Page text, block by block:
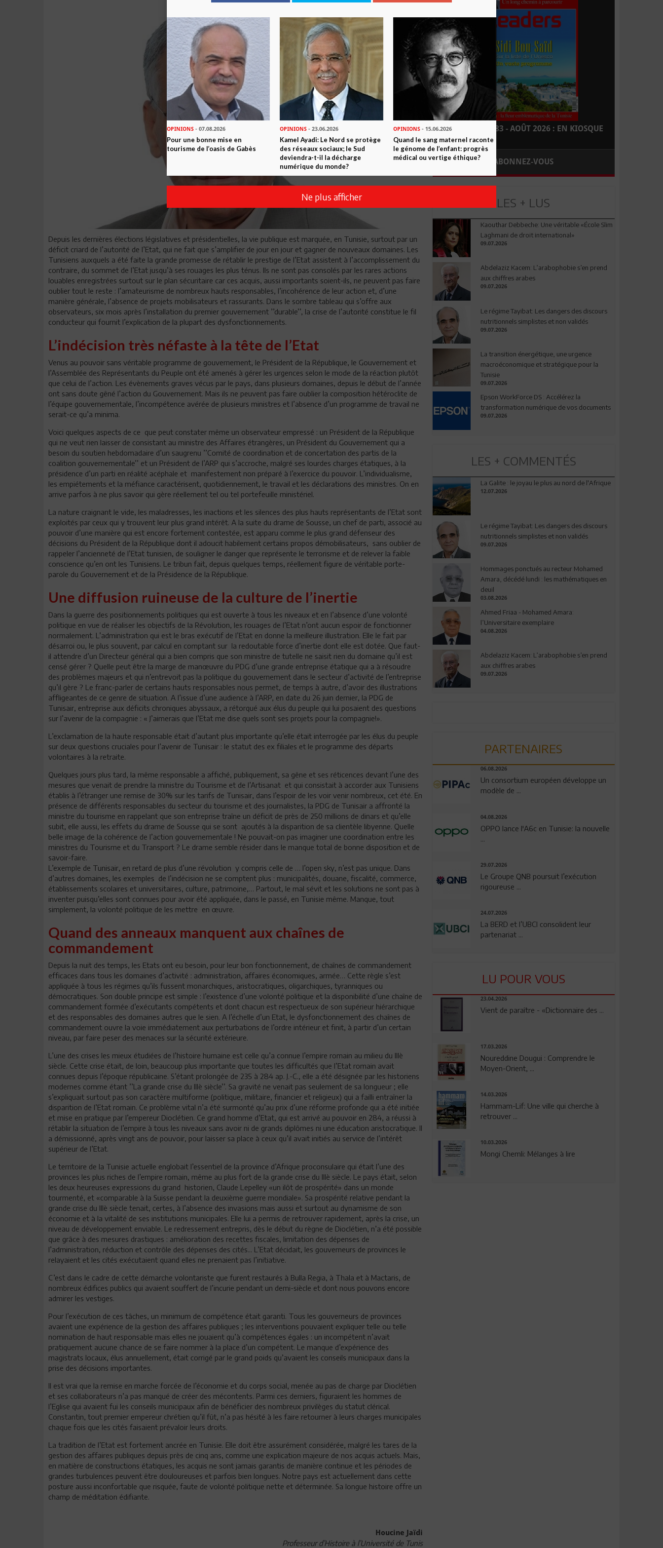
Depuis les dernières élections législatives et présidentielles, la vie publique est marquée, en Tunisie, surtout par un
déficit criard de l’autorité de l’Etat, qui ne fait que s’amplifier de jour en jour et gagner de nouveaux domaines. Les
Tunisiens auxquels a été faite la grande promesse de rétablir le prestige de l’Etat assistent à l’accomplissement du
contraire, du sommet de l’Etat jusqu’à ses rouages les plus ténus. Ils ne sont pas consolés par les rares actions
louables enregistrées surtout sur le plan sécuritaire car ces acquis, aussi importants soient-ils, ne peuvent pas faire
oublier tout le reste : l’amateurisme de nombreux hauts responsables, l’incohérence de leur action et, d’une
manière générale, l’absence de projets mobilisateurs et rassurants. Dans le sombre tableau qui s’offre aux
observateurs, six mois après l’installation du premier gouvernement ’’durable’’, la crise de l’autorité constitue le fil
conducteur qui fournit l’explication de la plupart des dysfonctionnements.
L’indécision très néfaste à la tête de l’Etat
Venus au pouvoir sans véritable programme de gouvernement, le Président de la République, le Gouvernement et
l’Assemblée des Représentants du Peuple ont été amenés à gérer les urgences selon le mode de la réaction plutôt
que celui de l’action. Les évènements graves vécus par le pays, dans plusieurs domaines, depuis le début de l’année
ont sans doute gêné l’action du Gouvernement. Mais ils ne peuvent pas faire oublier la composition hétéroclite de
l’équipe gouvernementale, l’incompétence avérée de plusieurs ministres et l’absence d’un programme de travail ne
serait-ce qu’a minima.
Voici quelques aspects de ce que peut constater même un observateur empressé : un Président de la République
qui ne veut rien laisser de consistant au ministre des Affaires étrangères, un Président du Gouvernement qui a
besoin du soutien hebdomadaire d’un saugrenu ’’Comité de coordination et de concertation des partis de la
coalition gouvernementale’’ et un Président de l’ARP qui s’accroche, malgré ses lourdes charges étatiques, à la
présidence d’un parti en réalité acéphale et manifestement non préparé à l’exercice du pouvoir. L’individualisme,
les empiétements et la méfiance caractérisent, quotidiennement, le travail et les déclarations des ministres. On en
arrive parfois à ne plus savoir qui gère réellement tel ou tel portefeuille ministériel.
La nature craignant le vide, les maladresses, les inactions et les silences des plus hauts représentants de l’Etat sont
exploités par ceux qui y trouvent leur plus grand intérêt. A la suite du drame de Sousse, un chef de parti, associé au
pouvoir d’une manière qui est encore fortement contestée, est apparu comme le plus grand défenseur des
décisions du Président de la République dont il adoucit habilement certains propos démobilisateurs, sans oublier de
rappeler l’ancienneté de l’Etat tunisien, de souligner le danger que représente le terrorisme et de relever la faible
conscience qu’en ont les Tunisiens. Le tribun fait, depuis quelques temps, réellement figure de véritable porte-
parole du Gouvernement et de la Présidence de la République.
Une diffusion ruineuse de la culture de l’inertie
Dans la guerre des positionnements politiques qui est ouverte à tous les niveaux et en l’absence d’une volonté
politique en vue de réaliser les objectifs de la Révolution, les rouages de l’Etat n’ont aucun espoir de fonctionner
normalement. L’administration qui est le bras exécutif de l’Etat en donne la meilleure illustration. Elle le fait par
désarroi ou, le plus souvent, par calcul en comptant sur la redoutable force d’inertie dont elle est dotée. Que faut-
il attendre d’un Directeur général qui a bien compris que son ministre de tutelle ne saisit rien du domaine qu’il est
censé gérer ? Quelle peut être la marge de manœuvre du PDG d’une grande entreprise étatique qui a à résoudre
des problèmes majeurs et qui n’entrevoit pas la politique du gouvernement dans le secteur d’activité de l’entreprise
qu’il gère ? Le franc-parler de certains hauts responsables nous permet, de temps à autre, d’avoir des illustrations
affligeantes de ce genre de situation. A l’issue d’une audience à l’ARP, en date du 26 juin dernier, la PDG de
Tunisair, entreprise aux déficits chroniques abyssaux, a rétorqué aux élus du peuple qui lui posaient des questions
sur l’avenir de la compagnie : « J’aimerais que l’Etat me dise quels sont ses projets pour la compagnie!».
L’exclamation de la haute responsable était d’autant plus importante qu’elle était interrogée par les élus du peuple
sur deux questions cruciales pour l’avenir de Tunisair : le statut des ex filiales et le programme des départs
volontaires à la retraite.
Quelques jours plus tard, la même responsable a affiché, publiquement, sa gêne et ses réticences devant l’une des
mesures que venait de prendre la ministre du Tourisme et de l’Artisanat et qui consistait à accorder aux Tunisiens
établis à l’étranger une remise de 30% sur les tarifs de Tunisair, dans l’espoir de les voir venir nombreux, cet été. En
présence de différents responsables du secteur du tourisme et des journalistes, la PDG de Tunisair a affronté la
ministre du tourisme en rappelant que son entreprise traîne un déficit de près de 250 millions de dinars et qu’elle
subit, elle aussi, les effets du drame de Sousse qui se sont ajoutés à la disparition de sa clientèle libyenne. Quelle
belle image de la cohérence de l’action gouvernementale ! Ne pouvait-on pas imaginer une coordination entre les
ministres du Tourisme et du Transport ? Le drame semble résider dans le manque total de bonne disposition et de
savoir-faire.
L’exemple de Tunisair, en retard de plus d’une révolution y compris celle de … l’open sky, n’est pas unique. Dans
d’autres domaines, les exemples de l’indécision ne se comptent plus : municipalités, douane, fiscalité, commerce,
établissements scolaires et universitaires, culture, patrimoine,… Partout, le mal sévit et les solutions ne sont pas à
inventer puisqu’elles sont connues pour avoir été appliquée, dans le passé, en Tunisie même. Manque, tout
simplement, la volonté politique de les mettre en œuvre.
Quand des anneaux manquent aux chaînes de
commandement
Depuis la nuit des temps, les Etats ont eu besoin, pour leur bon fonctionnement, de chaînes de commandement
efficaces dans tous les domaines d’activité : administration, affaires économiques, armée… Cette règle s’est
appliquée à tous les régimes qu’ils fussent monarchiques, aristocratiques, oligarchiques, tyranniques ou
démocratiques. Son double principe est simple : l’existence d’une volonté politique et la disponibilité d’une chaîne de
commandement formée d’exécutants compétents et dont chacun est respectueux de son supérieur hiérarchique
et des responsables des domaines autres que le sien. A l’échelle d’un Etat, le dysfonctionnement des chaînes de
commandement ouvre la voie immédiatement aux perturbations de l’ordre intérieur et finit, à partir d’un certain
niveau, par faire peser des menaces sur la sécurité extérieure.
L’une des crises les mieux étudiées de l’histoire humaine est celle qu’a connue l’empire romain au milieu du IIIè
siècle. Cette crise était, de loin, beaucoup plus importante que toutes les difficultés que l’Etat romain avait
connues depuis l’époque républicaine. S’étant prolongée de 235 à 284 ap. J.-C., elle a été désignée par les historiens
modernes comme étant ’’La grande crise du IIIè siècle’’. Sa gravité ne venait pas seulement de sa longueur ; elle
s’expliquait surtout pas son caractère multiforme (politique, militaire, financier et religieux) qui a failli entraîner la
disparition de l’Etat romain. Ce problème vital n’a été surmonté qu’au prix d’une réforme profonde qui a été initiée
et mise en pratique par l’empereur Dioclétien. Ce grand homme d’Etat, qui est arrivé au pouvoir en 284, a réussi à
rétablir la situation de l’empire à tous les niveaux sans avoir ni de grands diplômes ni une éducation aristocratique. Il
a démissionné, après vingt ans de pouvoir, pour laisser sa place à ceux qu’il avait initiés au service de l’intérêt
supérieur de l’Etat.
Le territoire de la Tunisie actuelle englobait l’essentiel de la province d’Afrique proconsulaire qui était l’une des
provinces les plus riches de l’empire romain, même au plus fort de la grande crise du IIIè siècle. Le pays était, selon
les deux heureuses expressions du grand historien, Claude Lepelley «un ilôt de prospérité» dans un monde
tourmenté, et «comparable à la Suisse pendant la deuxième guerre mondiale». Sa prospérité relative pendant la
grande crise du IIIè siècle tenait, certes, à l’absence des invasions mais aussi et surtout au dynamisme de son
économie et à la vitalité de ses institutions municipales. Elle lui a permis de retrouver rapidement, après la crise, un
niveau de développement enviable. Le redressement entrepris, dès le début du règne de Dioclétien, n’a été possible
que grâce à des mesures drastiques : amélioration des recettes fiscales, limitation des dépenses de
l’administration, réduction et contrôle des dépenses des cités... L’Etat décidait, les gouverneurs de provinces le
relayaient et les cités exécutaient quand elles ne prenaient pas l’initiative.
C’est dans le cadre de cette démarche volontariste que furent restaurés à Bulla Regia, à Thala et à Mactaris, de
nombreux édifices publics qui avaient souffert de l’incurie pendant un demi-siècle et dont nous pouvons encore
admirer les vestiges.
Pour l’exécution de ces tâches, un minimum de compétence était garanti. Tous les gouverneurs de provinces
avaient une expérience de la gestion des affaires publiques ; les interventions pouvaient expliquer telle ou telle
nomination de haut responsable mais elles ne jouaient qu’à compétences égales : un incompétent n’avait
pratiquement aucune chance de se faire nommer à la place d’un compétent. Le manque d’expérience des
magistrats locaux, élus annuellement, était corrigé par le grand poids qu’avaient les conseils municipaux dans la
prise des décisions importantes.
Il est vrai que la remise en marche forcée de l’économie et du corps social, menée au pas de charge par Dioclétien
et ses collaborateurs n’a pas manqué de créer des mécontents. Parmi ces derniers, figuraient les hommes de
l’Eglise qui avaient fui les conseils municipaux afin de bénéficier des nombreux privilèges du statut clérical.
Constantin, tout premier empereur chrétien qu’il fût, n’a pas hésité à les faire retourner à leurs charges municipales
chaque fois que les cités faisaient prévaloir leurs droits.
La tradition de l’Etat est fortement ancrée en Tunisie. Elle doit être assurément considérée, malgré les tares de la
gestion des affaires publiques depuis près de cinq ans, comme une explication majeure de nos acquis actuels. Mais,
en matière de constructions étatiques, les acquis ne sont jamais garantis de manière continue et les périodes de
grandes turbulences peuvent être douloureuses et parfois bien longues. Notre pays est actuellement dans cette
posture aussi inconfortable que risquée, faute de volonté politique nette et déterminée. Sa longue histoire offre un
champ de méditation édifiante.
Houcine Jaïdi
Professeur d’Histoire à l’Université de Tunis
LEADERS N° 183 - AOÛT 2026 : EN KIOSQUE
ABONNEZ-VOUS
LES + LUS
Kaouthar Debbeche: Une véritable «École Slim
Laghmani de droit international»
09.07.2026
Abdelaziz Kacem: L’arabophobie s’en prend
aux chiffres arabes
09.07.2026
Le régime Tayibat: Les dangers des discours
nutritionnels simplistes et non validés
09.07.2026
La transition énergétique, une urgence
macroéconomique et stratégique pour la
Tunisie
09.07.2026
Epson WorkForce DS : Accélérez la
transformation numérique de vos documents
09.07.2026
LES + COMMENTÉS
La Galite : le joyau le plus au nord de l'Afrique
12.07.2026
Le régime Tayibat: Les dangers des discours
nutritionnels simplistes et non validés
09.07.2026
Hommages ponctués au recteur Mohamed
Amara, décédé lundi : les mathématiques en
deuil
03.08.2026
Ahmed Friaa - Mohamed Amara:
l’Universitaire exemplaire
04.08.2026
Abdelaziz Kacem: L’arabophobie s’en prend
aux chiffres arabes
09.07.2026
PARTENAIRES
06.08.2026
Un consortium européen développe un
modèle de ...
04.08.2026
OPPO lance l'A6c en Tunisie: la nouvelle
29.07.2026
Le Groupe QNB poursuit l’exécution
rigoureuse ...
24.07.2026
La BERD et l’UBCI consolident leur
partenariat ...
LU POUR VOUS
23.04.2026
Vient de paraître - «Dictionnaire des ...
17.03.2026
Noureddine Dougui : Comprendre le
Moyen-Orient, ...
14.03.2026
Hammam-Lif: Une ville qui cherche à
retrouver ...
10.03.2026
Mongi Chemli: Mélanges à lire
OPINIONS - 07.08.2026
Pour une bonne mise en
tourisme de l’oasis de Gabès
OPINIONS - 23.06.2026
Kamel Ayadi: Le Nord se protège
des réseaux sociaux; le Sud
deviendra-t-il la décharge
numérique du monde?
OPINIONS- 15.06.2026
Quand le sang maternel raconte
le génome de l’enfant: progrès
médical ou vertige éthique?
Ne plus afficher